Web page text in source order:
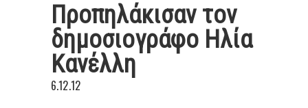
Προπηλάκισαν τον
δημοσιογράφο Ηλία
Κανέλλη
6.12.12